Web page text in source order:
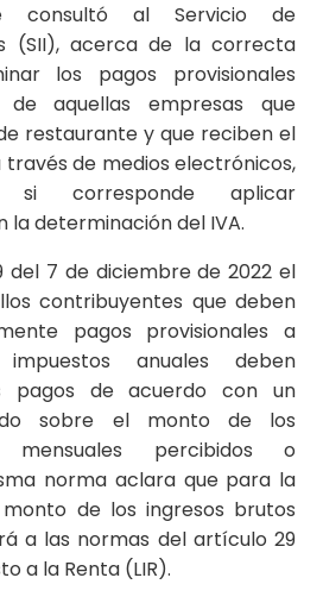
consultó al Servicio de
(SII), acerca de la correcta
los pagos provisionales
de aquellas empresas que
restaurante y que reciben el
de medios electrónicos,
si corresponde aplicar
la determinación del IVA.
del 7 de diciembre de 2022 el
contribuyentes que deben
pagos provisionales a
anuales deben
pagos de acuerdo con un
sobre el monto de los
mensuales percibidos o
norma aclara que para la
de los ingresos brutos
a las normas del artículo 29
a la Renta (LIR).